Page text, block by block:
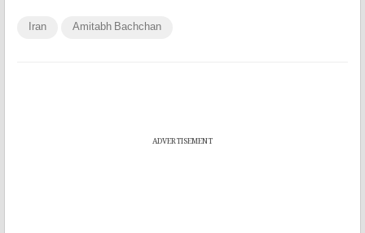
Iran Amitabh Bachchan
ADVERTISEMENT